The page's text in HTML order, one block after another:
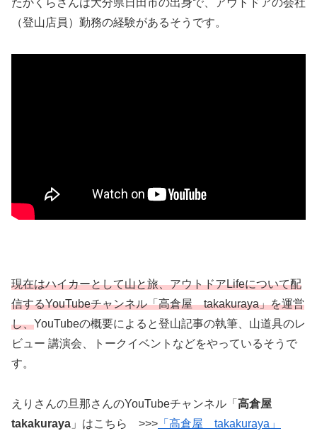
（登山店員）勤務の経験があるそうです。
現在はハイカーとして山と旅、アウトドアLifeについて配
信するYouTubeチャンネル「高倉屋 takakuraya」を運営
し、YouTubeの概要によると登山記事の執筆、山道具のレ
ビュー 講演会、トークイベントなどをやっているそうで
す。
えりさんの旦那さんのYouTubeチャンネル「 高倉屋
takakuraya 」はこちら >>> 「高倉屋 takakuraya」